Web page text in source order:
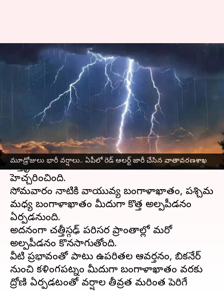
మూడ్రోజులు భారీ వర్షాలు.. ఏపీలో రెడ్ అలర్ట్‌ జారీ చేసిన వాతావరణశాఖ
AP Rains: మూడ్రోజులు భారీ వర్షాలు..
ఏపీలో రెడ్ అలర్ట్‌ జారీ చేసిన
వాతావరణశాఖ
Jayachandra Akuri Aug 17, 2025 10:21 am
ఆంధ్రప్రదేశ్‌, తెలంగాణల్లో వచ్చే మూడ్రోజులు వర్షాలు
విస్తృతంగా కురిసే అవకాశం ఉందని వాతావరణ శాఖ
హెచ్చరించింది.
సోమవారం నాటికి వాయువ్య బంగాళాఖాతం, పశ్చిమ
మధ్య బంగాళాఖాతం మీదుగా కొత్త అల్పపీడనం
ఏర్పడనుంది.
అదనంగా చత్తీస్గఢ్‌ పరిసర ప్రాంతాల్లో మరో
అల్పపీడనం కొనసాగుతోంది.
వీటి ప్రభావంతో పాటు ఉపరితల ఆవర్తనం, బికనేర్‌
నుంచి కళింగపట్నం మీదుగా బంగాళాఖాతం వరకు
ద్రోణి ఏర్పడటంతో వర్షాల తీవ్రత మరింత పెరిగే